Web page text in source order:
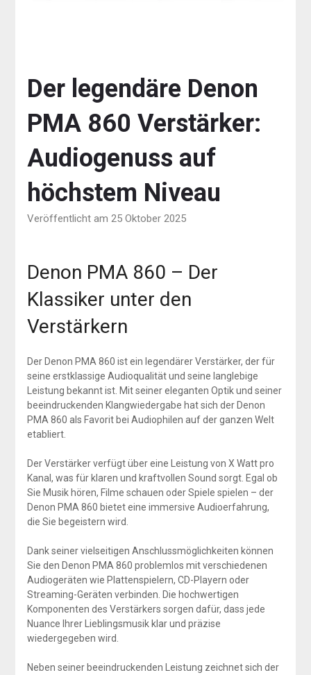
Der legendäre Denon
PMA 860 Verstärker:
Audiogenuss auf
höchstem Niveau
Veröffentlicht am 25 Oktober 2025
Denon PMA 860 – Der
Klassiker unter den
Verstärkern
Der Denon PMA 860 ist ein legendärer Verstärker, der für
seine erstklassige Audioqualität und seine langlebige
Leistung bekannt ist. Mit seiner eleganten Optik und seiner
beeindruckenden Klangwiedergabe hat sich der Denon
PMA 860 als Favorit bei Audiophilen auf der ganzen Welt
etabliert.
Der Verstärker verfügt über eine Leistung von X Watt pro
Kanal, was für klaren und kraftvollen Sound sorgt. Egal ob
Sie Musik hören, Filme schauen oder Spiele spielen – der
Denon PMA 860 bietet eine immersive Audioerfahrung,
die Sie begeistern wird.
Dank seiner vielseitigen Anschlussmöglichkeiten können
Sie den Denon PMA 860 problemlos mit verschiedenen
Audiogeräten wie Plattenspielern, CD-Playern oder
Streaming-Geräten verbinden. Die hochwertigen
Komponenten des Verstärkers sorgen dafür, dass jede
Nuance Ihrer Lieblingsmusik klar und präzise
wiedergegeben wird.
Neben seiner beeindruckenden Leistung zeichnet sich der